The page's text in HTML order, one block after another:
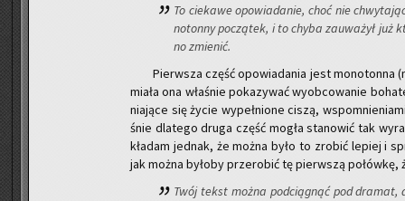
To cie­ka­we opo­wia­da­nie, choć nie
no­ton­ny po­czą­tek, i to chyba za­uwa­żył już
no zmie­nić.
Pierw­sza część opo­wia­da­nia jest mo­no­ton­na
miała ona wła­śnie po­ka­zy­wać wy­ob­co­wa­nie
nia­ją­ce się życie wy­peł­nio­ne ciszą,
śnie dla­te­go druga część mogła sta­no­wić tak
kła­dam jed­nak, że można było to zro­bić le­piej i
jak można by­ło­by prze­ro­bić tę pierw­szą po­łów­kę,
Twój tekst można pod­cią­gnąć pod